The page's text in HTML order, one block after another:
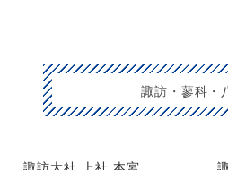
諏訪・蓼科・
諏訪大社 上社 本宮